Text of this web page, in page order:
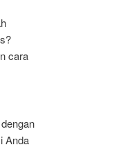
cara
Anda